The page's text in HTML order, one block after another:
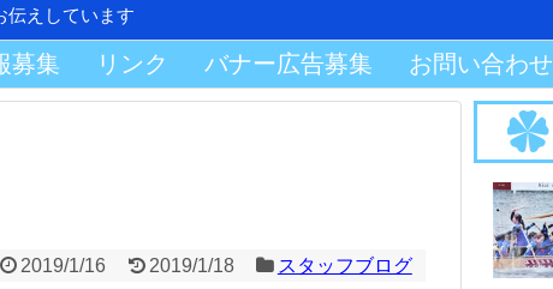
えしています
募集 リンク バナー広告募集 お問い合わせ
2019/1/16 2019/1/18 スタッフブログ